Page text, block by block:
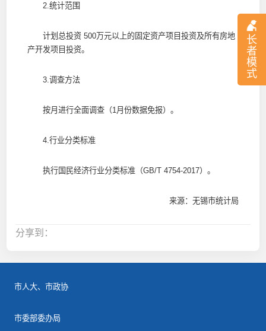
长
者
模
式
2.统计范围
计划总投资 500万元以上的固定资产项目投资及所有房地
产开发项目投资。
3.调查方法
按月进行全面调查（1月份数据免报）。
4.行业分类标准
执行国民经济行业分类标准（GB/T 4754-2017）。
来源：无锡市统计局
分享到：
市人大、市政协
市委部委办局